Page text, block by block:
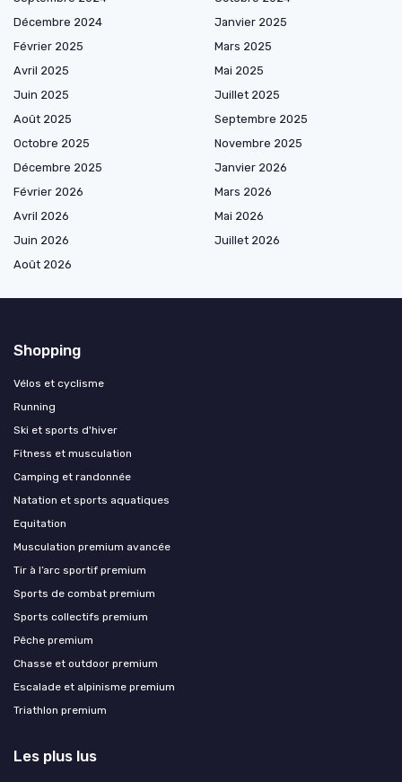
Décembre 2024
Janvier 2025
Février 2025
Mars 2025
Avril 2025
Mai 2025
Juin 2025
Juillet 2025
Août 2025
Septembre 2025
Octobre 2025
Novembre 2025
Décembre 2025
Janvier 2026
Février 2026
Mars 2026
Avril 2026
Mai 2026
Juin 2026
Juillet 2026
Août 2026
Shopping
Vélos et cyclisme
Running
Ski et sports d'hiver
Fitness et musculation
Camping et randonnée
Natation et sports aquatiques
Equitation
Musculation premium avancée
Tir à l’arc sportif premium
Sports de combat premium
Sports collectifs premium
Pêche premium
Chasse et outdoor premium
Escalade et alpinisme premium
Triathlon premium
Les plus lus